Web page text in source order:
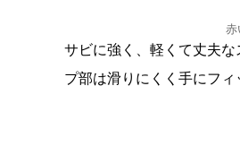
サビに強く、軽くて丈夫
プ部は滑りにくく手にフ